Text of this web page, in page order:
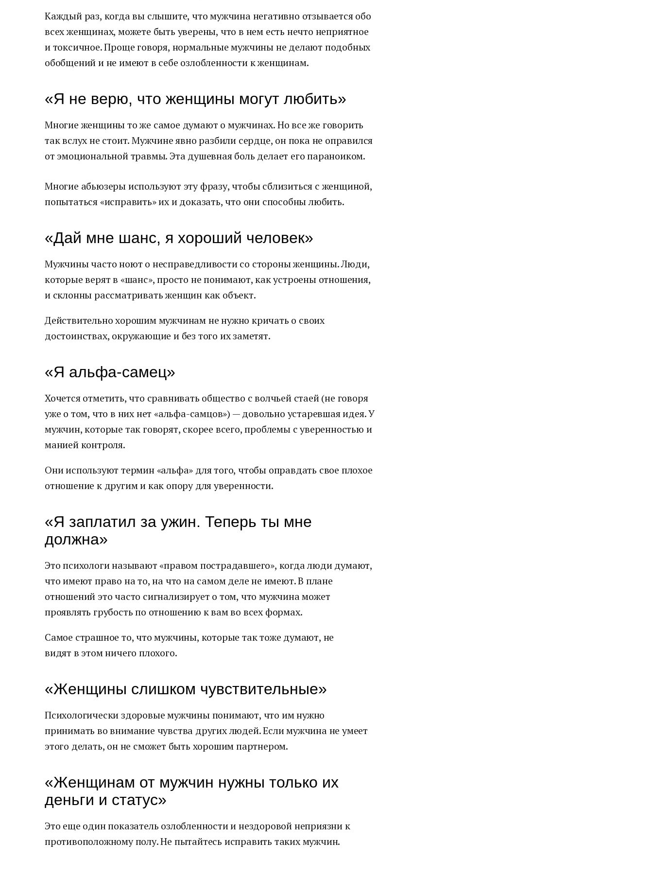
Каждый раз, когда вы слышите, что мужчина негативно отзывается обо
всех женщинах, можете быть уверены, что в нем есть нечто неприятное
и токсичное. Проще говоря, нормальные мужчины не делают подобных
обобщений и не имеют в себе озлобленности к женщинам.
«Я не верю, что женщины могут любить»
Многие женщины то же самое думают о мужчинах. Но все же говорить
так вслух не стоит. Мужчине явно разбили сердце, он пока не оправился
от эмоциональной травмы. Эта душевная боль делает его параноиком.
Многие абьюзеры используют эту фразу, чтобы сблизиться с женщиной,
попытаться «исправить» их и доказать, что они способны любить.
«Дай мне шанс, я хороший человек»
Мужчины часто ноют о несправедливости со стороны женщины. Люди,
которые верят в «шанс», просто не понимают, как устроены отношения,
и склонны рассматривать женщин как объект.
Действительно хорошим мужчинам не нужно кричать о своих
достоинствах, окружающие и без того их заметят.
«Я альфа-самец»
Хочется отметить, что сравнивать общество с волчьей стаей (не говоря
уже о том, что в них нет «альфа-самцов») — довольно устаревшая идея. У
мужчин, которые так говорят, скорее всего, проблемы с уверенностью и
манией контроля.
Они используют термин «альфа» для того, чтобы оправдать свое плохое
отношение к другим и как опору для уверенности.
«Я заплатил за ужин. Теперь ты мне
должна»
Это психологи называют «правом пострадавшего», когда люди думают,
что имеют право на то, на что на самом деле не имеют. В плане
отношений это часто сигнализирует о том, что мужчина может
проявлять грубость по отношению к вам во всех формах.
Самое страшное то, что мужчины, которые так тоже думают, не
видят в этом ничего плохого.
«Женщины слишком чувствительные»
Психологически здоровые мужчины понимают, что им нужно
принимать во внимание чувства других людей. Если мужчина не умеет
этого делать, он не сможет быть хорошим партнером.
«Женщинам от мужчин нужны только их
деньги и статус»
Это еще один показатель озлобленности и нездоровой неприязни к
противоположному полу. Не пытайтесь исправить таких мужчин.